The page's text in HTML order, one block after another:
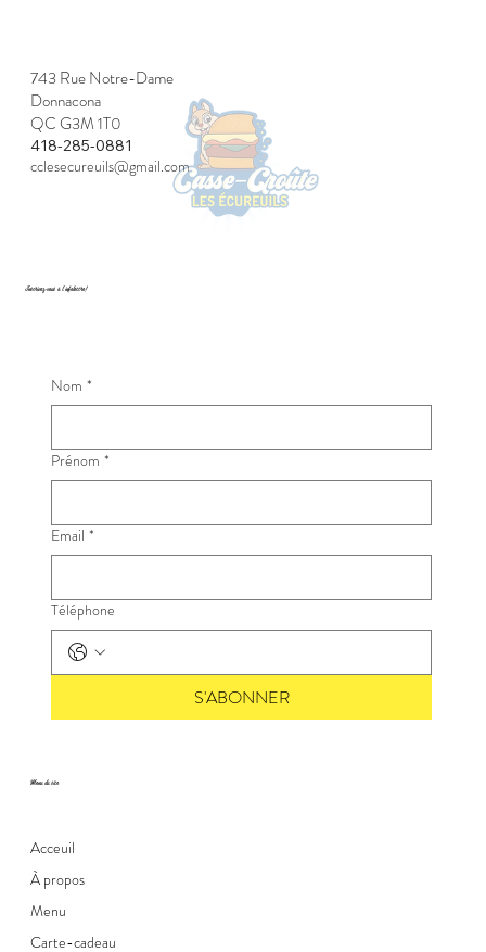
743 Rue Notre-Dame
Donnacona
QC G3M 1T0
418-285-0881
cclesecureuils@gmail.com
Acceuil
À propos
Menu
Carte-cadeau
Menu du site
Nom *
Prénom *
Email *
Téléphone
S'ABONNER
Inscrivez-vous à l’infolettre!